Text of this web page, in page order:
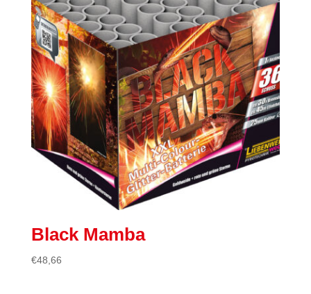
Black Mamba
€48,66